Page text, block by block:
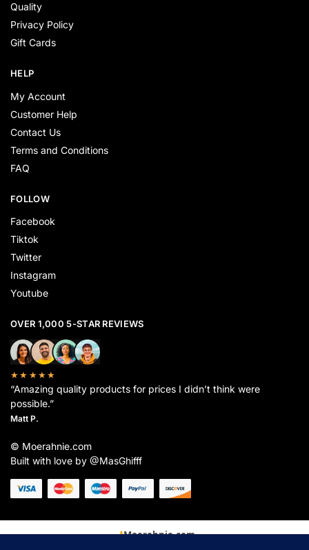
Quality
Privacy Policy
Gift Cards
HELP
My Account
Customer Help
Contact Us
Terms and Conditions
FAQ
FOLLOW
Facebook
Tiktok
Twitter
Instagram
Youtube
OVER 1,000 5-STAR REVIEWS
★★★★★
“Amazing quality products for prices I didn’t think were
possible.”
Matt P.
© Moerahnie.com
Built with love by @MasGhifff
Moerahnie.com